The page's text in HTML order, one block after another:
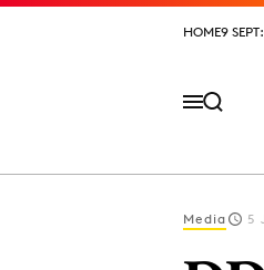
HOME9
HOME9
Media 5